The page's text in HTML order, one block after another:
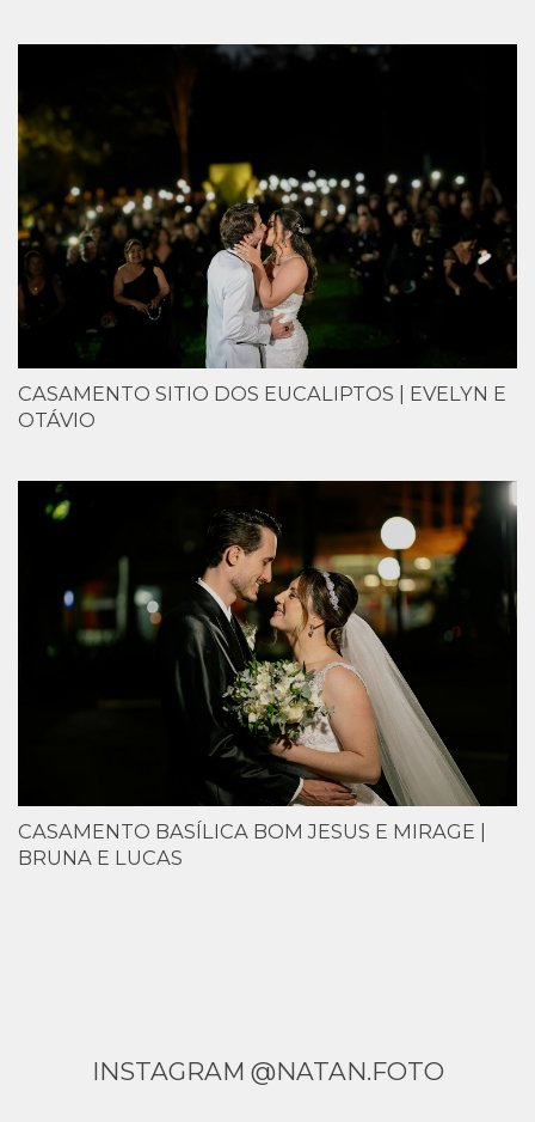
CASAMENTO SITIO DOS EUCALIPTOS | EVELYN E
OTÁVIO
CASAMENTO BASÍLICA BOM JESUS E MIRAGE |
BRUNA E LUCAS
INSTAGRAM @NATAN.FOTO